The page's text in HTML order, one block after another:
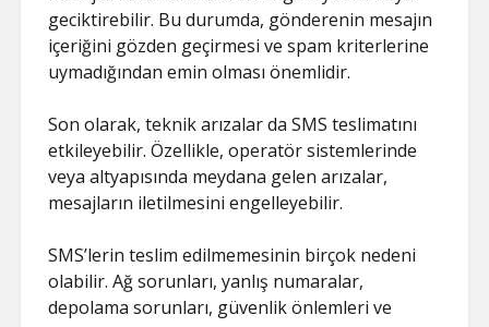
geciktirebilir. Bu durumda, gönderenin mesajın
içeriğini gözden geçirmesi ve spam kriterlerine
uymadığından emin olması önemlidir.
Son olarak, teknik arızalar da SMS teslimatını
etkileyebilir. Özellikle, operatör sistemlerinde
veya altyapısında meydana gelen arızalar,
mesajların iletilmesini engelleyebilir.
SMS’lerin teslim edilmemesinin birçok nedeni
olabilir. Ağ sorunları, yanlış numaralar,
depolama sorunları, güvenlik önlemleri ve